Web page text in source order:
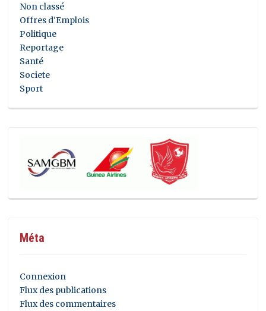
Non classé
Offres d'Emplois
Politique
Reportage
Santé
Societe
Sport
Méta
Connexion
Flux des publications
Flux des commentaires